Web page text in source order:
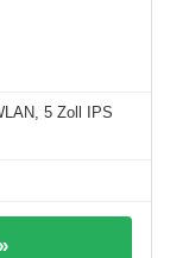
5 Zoll IPS